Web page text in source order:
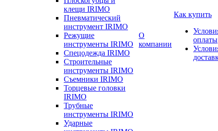
клещи IRIMO
Пневматический
инструмент IRIMO
Режущие
инструменты IRIMO
Спецодежда IRIMO
Строительные
инструменты IRIMO
Съемники IRIMO
Торцевые головки
IRIMO
Трубные
инструменты IRIMO
Ударные
О
компании
Как купить
оплаты